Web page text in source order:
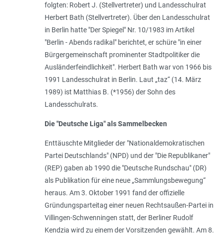
folgten: Robert J. (Stellvertreter) und Landesschulrat
Herbert Bath (Stellvertreter). Über den Landesschulrat
in Berlin hatte "Der Spiegel" Nr. 10/1983 im Artikel
"Berlin - Abends radikal" berichtet, er schüre "in einer
Bürgergemeinschaft prominenter Stadtpolitiker die
Ausländerfeindlichkeit". Herbert Bath war von 1966 bis
1991 Landesschulrat in Berlin. Laut „taz“ (14. März
1989) ist Matthias B. (*1956) der Sohn des
Landesschulrats.
Die "Deutsche Liga" als Sammelbecken
Enttäuschte Mitglieder der "Nationaldemokratischen
Partei Deutschlands" (NPD) und der "Die Republikaner"
(REP) gaben ab 1990 die "Deutsche Rundschau" (DR)
als Publikation für eine neue „Sammlungsbewegung“
heraus. Am 3. Oktober 1991 fand der offizielle
Gründungsparteitag einer neuen Rechtsaußen-Partei in
Villingen-Schwenningen statt, der Berliner Rudolf
Kendzia wird zu einem der Vorsitzenden gewählt. Am 8.